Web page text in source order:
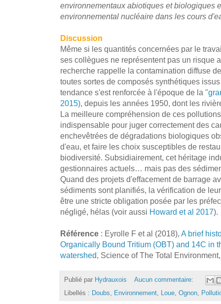
environnementaux abiotiques et biologiques
environnemental nucléaire dans les cours
Discussion
Même si les quantités concernées par le
ses collègues ne représentent pas un risque
recherche rappelle la contamination diffuse
toutes sortes de composés synthétiques
tendance s'est renforcée à l'époque de la
2015), depuis les années 1950, dont les
La meilleure compréhension de ces
indispensable pour juger correctement des
enchevêtrées de dégradations biologiques
d'eau, et faire les choix susceptibles de
biodiversité. Subsidiairement, cet héritage
gestionnaires actuels… mais pas des
Quand des projets d'effacement de barrage
sédiments sont planifiés, la vérification de
être une stricte obligation posée par les
négligé, hélas (voir aussi Howard et al 2017).
Référence : Eyrolle F et al (2018), A brief
Organically Bound Tritium (OBT) and 14C in
watershed, Science of The Total
Publié par Hydrauxois
Aucun commentaire:
Libellés : Doubs, Environnement, Loue, Ognon,